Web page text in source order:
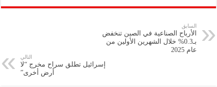
p
y
Li
n
eb
k
tt
nt
at
A
p
gr
ai
ar
السابق
الأرباح الصناعية في الصين تنخفض
بـ0.3% خلال الشهرين الأولين من
عام 2025
التالي
إسرائيل تطلق سراح مخرج “لا
أرض أخرى”